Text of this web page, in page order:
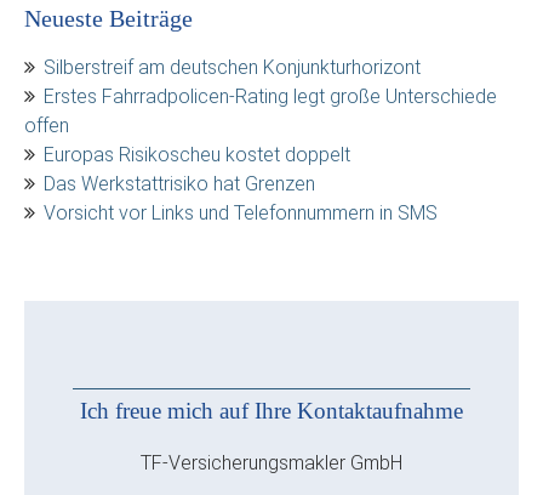
Neueste Beiträge
Silberstreif am deutschen Konjunkturhorizont
Erstes Fahrradpolicen-Rating legt große Unterschiede
offen
Europas Risikoscheu kostet doppelt
Das Werkstattrisiko hat Grenzen
Vorsicht vor Links und Telefonnummern in SMS
Ich freue mich auf Ihre Kontaktaufnahme
TF-Versicherungsmakler GmbH